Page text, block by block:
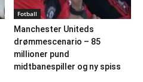
Fotball
Manchester Uniteds
drømmescenario – 85
millioner pund
midtbanespiller og ny spiss